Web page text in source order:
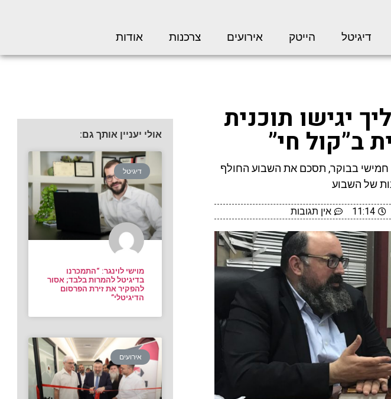
דיגיטל הייטק אירועים צרכנות אודות
יגישו תוכנית
ב”קול חי”
חמישי בבוקר, תסכם את השבוע החולף
של השבוע
11:14 אין תגובות
אולי יעניין אותך גם:
דיגיטל
מוישי לוינגר: “התמכרנו
בדיגיטל להמרות בלבד; אסור
להפקיר את זירת הפרסום
הדיגיטלי”
אירועים